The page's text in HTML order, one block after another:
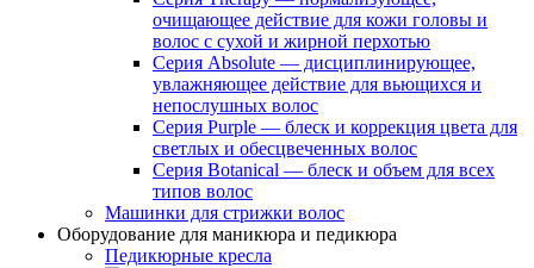
очищающее действие для кожи головы и
волос с сухой и жирной перхотью
Серия Absolute — дисциплинирующее,
увлажняющее действие для вьющихся и
непослушных волос
Серия Purple — блеск и коррекция цвета для
светлых и обесцвеченных волос
Серия Botanical — блеск и объем для всех
типов волос
Машинки для стрижки волос
Оборудование для маникюра и педикюра
Педикюрные кресла